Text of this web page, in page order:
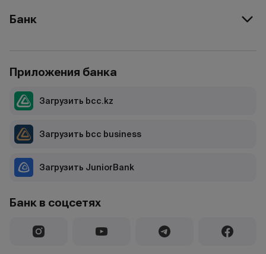
Банк
Банк в соцсетях
Приложения банка
Загрузить bcc.kz
Загрузить bcc business
Загрузить JuniorBank